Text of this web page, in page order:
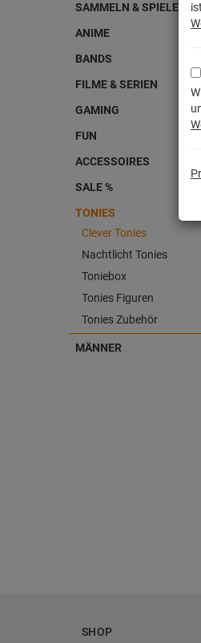
SAMMELN & SPIELEN
ANIME
BANDS
FILME & SERIEN
GAMING
FUN
ACCESSOIRES
SALE %
TONIES
Clever Tonies
Nachtlicht Tonies
Toniebox
Tonies Figuren
Tonies Zubehör
MÄNNER
SHOP